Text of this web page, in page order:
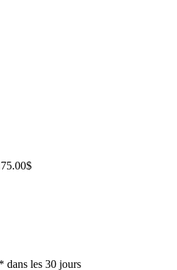
dans les 30 jours